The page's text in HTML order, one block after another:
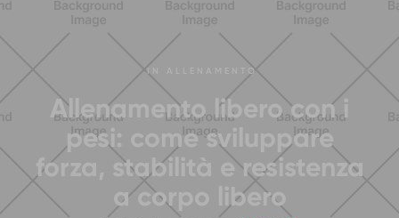
IN ALLENAMENTO
Allenamento libero con i
pesi: come sviluppare
forza, stabilità e resistenza
a corpo libero